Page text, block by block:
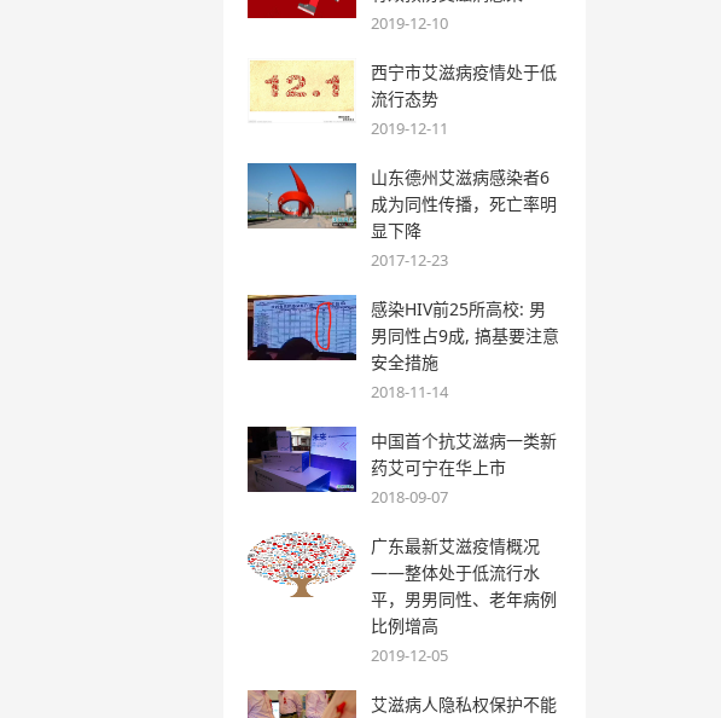
2019-12-10
西宁市艾滋病疫情处于低
流行态势
2019-12-11
山东德州艾滋病感染者6
成为同性传播，死亡率明
显下降
2017-12-23
感染HIV前25所高校: 男
男同性占9成, 搞基要注意
安全措施
2018-11-14
中国首个抗艾滋病一类新
药艾可宁在华上市
2018-09-07
广东最新艾滋疫情概况
——整体处于低流行水
平，男男同性、老年病例
比例增高
2019-12-05
艾滋病人隐私权保护不能